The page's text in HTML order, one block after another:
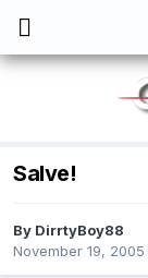
Salve!
By DirrtyBoy88
November 19, 2005